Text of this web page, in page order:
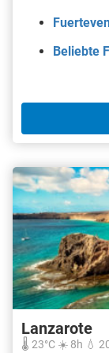
Beliebte
Lanzarote
🌡️ 23°C ☀️ 8h 💧